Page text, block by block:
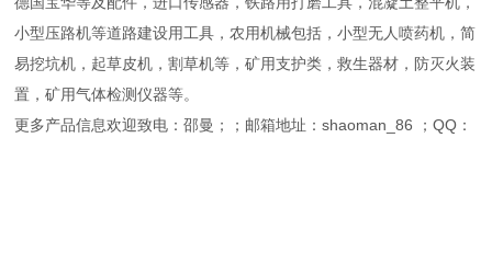
小型压路机等道路建设用工具，农用机械包括，小型无人喷药机，简
易挖坑机，起草皮机，割草机等，矿用支护类，救生器材，防灭火装
置，矿用气体检测仪器等。
更多产品信息欢迎致电：邵曼；；邮箱地址：shaoman_86 ；QQ：